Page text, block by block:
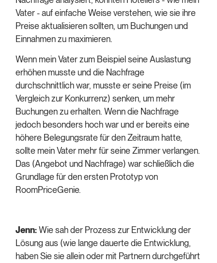
Vater - auf einfache Weise verstehen, wie sie ihre
Preise aktualisieren sollten, um Buchungen und
Einnahmen zu maximieren.
Wenn mein Vater zum Beispiel seine Auslastung
erhöhen musste und die Nachfrage
durchschnittlich war, musste er seine Preise (im
Vergleich zur Konkurrenz) senken, um mehr
Buchungen zu erhalten. Wenn die Nachfrage
jedoch besonders hoch war und er bereits eine
höhere Belegungsrate für den Zeitraum hatte,
sollte mein Vater mehr für seine Zimmer verlangen.
Das (Angebot und Nachfrage) war schließlich die
Grundlage für den ersten Prototyp von
RoomPriceGenie.
Jenn:Wie sah der Prozess zur Entwicklung der
Lösung aus (wie lange dauerte die Entwicklung,
haben Sie sie allein oder mit Partnern durchgeführt